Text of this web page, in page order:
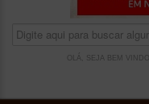
OLÁ, SEJA BEM